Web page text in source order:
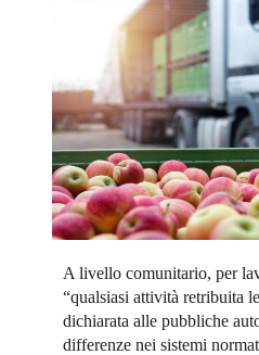
A livello comunitario, per
“qualsiasi attività retribuita
dichiarata alle pubbliche
differenze nei sistemi